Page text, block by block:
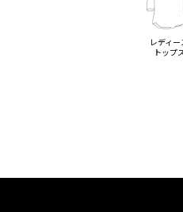
レディー
トップス